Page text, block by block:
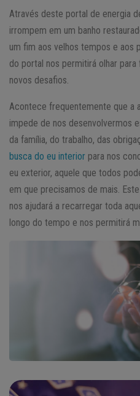
Através deste portal de energia
irrompem em um banho
um fim aos velhos tempos e aos
do portal nos permitirá olhar
novos desafios.
Acontece frequentemente que a
impede de nos desenvolvermos
da família, do trabalho, das
busca do eu interior para nos
eu exterior, aquele que todos
em que precisamos de mais.
nos ajudará a recarregar toda
longo do tempo e nos permitirá